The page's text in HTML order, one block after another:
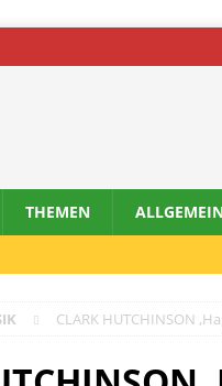
THEMEN
CLARK HUTCHINSON